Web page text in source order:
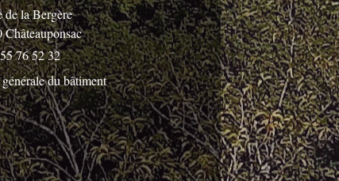
de la Bergère
Châteauponsac
76 52 32
du bâtiment